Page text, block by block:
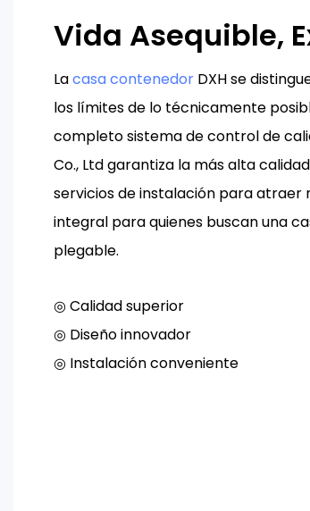
Vida Asequible,
Lacasa contenedor DXH se
los límites de lo técnicamente
completo sistema de control de
Co., Ltd garantiza la más alta
servicios de instalación para atraer
integral para quienes buscan una
plegable.
◎ Calidad superior
◎ Diseño innovador
◎ Instalación conveniente